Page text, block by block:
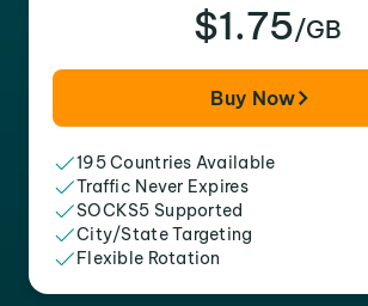
$1.75/GB
Buy Now
195 Countries Available
Traffic Never Expires
SOCKS5 Supported
City/State Targeting
Flexible Rotation